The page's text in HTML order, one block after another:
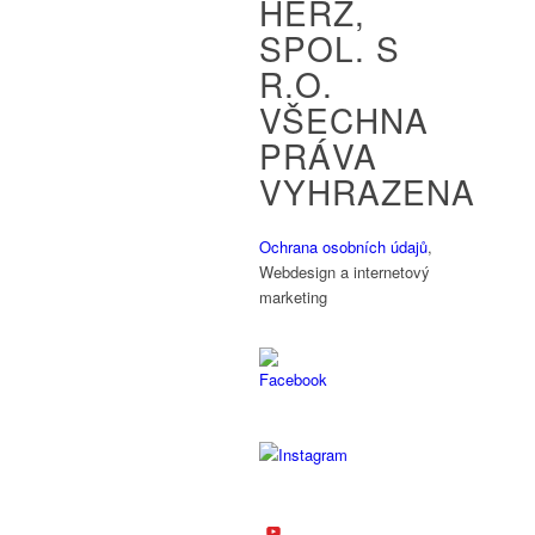
HERZ,
SPOL. S
R.O.
VŠECHNA
PRÁVA
VYHRAZENA
Ochrana osobních údajů,
Webdesign a internetový
marketing